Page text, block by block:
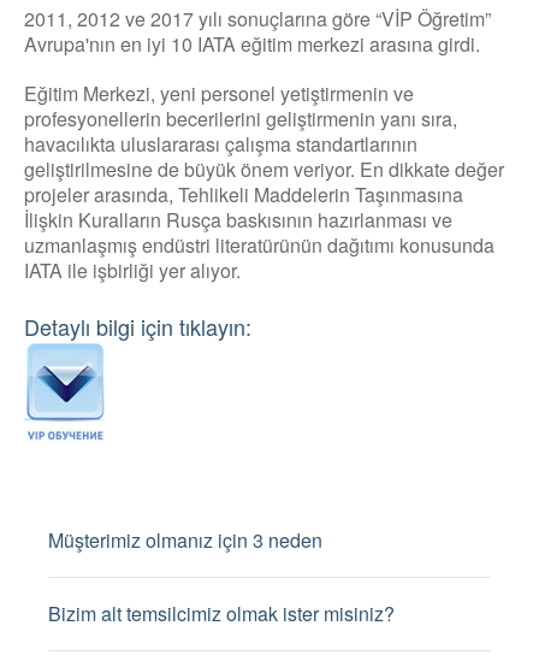
2011, 2012 ve 2017 yılı sonuçlarına göre “VİP Öğretim”
Avrupa'nın en iyi 10 IATA eğitim merkezi arasına girdi.
Eğitim Merkezi, yeni personel yetiştirmenin ve
profesyonellerin becerilerini geliştirmenin yanı sıra,
havacılıkta uluslararası çalışma standartlarının
geliştirilmesine de büyük önem veriyor. En dikkate değer
projeler arasında, Tehlikeli Maddelerin Taşınmasına
İlişkin Kuralların Rusça baskısının hazırlanması ve
uzmanlaşmış endüstri literatürünün dağıtımı konusunda
IATA ile işbirliği yer alıyor.
Detaylı bilgi için tıklayın:
Müşterimiz olmanız için 3 neden
Bizim alt temsilcimiz olmak ister misiniz?